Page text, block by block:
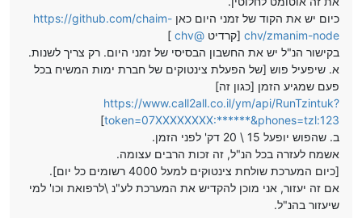
כיום יש את הקוד של זמני היום כאן https://github.com/chaim-
chv/zmanim-node [קרדיט @
chv
]
בקישור הנ"ל יש את החשבון הבסיסי של זמני היום. רק צריך לשנות.
א. שיפעיל פוש [של הפעלת צינטוקים של חברת ימות המשיח בכל
פעם שמגיע הזמן [כגון זה]
https://www.call2all.co.il/ym/api/RunTzintuk?
token=07XXXXXXXX:******&phones=tzl:123
]
ב. שהפוש יופעל 15 \ 20 דק' לפני הזמן.
אשמח לעזרה בכל הנ"ל, זה זכות הרבים עצומה.
[כיום המערכת שולחת צינטוקים למעל 4000 רשומים כל יום].
אם זה יעזור, אני מוכן להקדיש את המערכת לע"נ \לרפואת וכו' למי
שיעזור בהנ"ל.